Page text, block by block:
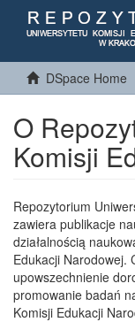
DSpace Home
O
Komisji
Repozytorium
zawiera publikacje
działalnością
Edukacji Narodowej.
upowszechnienie
promowanie badań
Komisji Edukacji